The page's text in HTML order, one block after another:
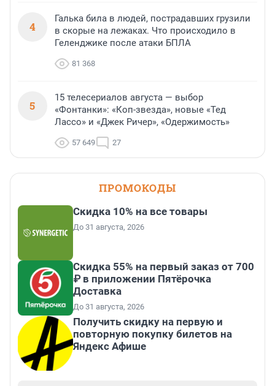
4
Галька била в людей, пострадавших грузили
в скорые на лежаках. Что происходило в
Геленджике после атаки БПЛА
81 368
5
15 телесериалов августа — выбор
«Фонтанки»: «Коп-звезда», новые «Тед
Лассо» и «Джек Ричер», «Одержимость»
57 649 27
ПРОМОКОДЫ
Скидка 10% на все товары
До 31 августа, 2026
Скидка 55% на первый заказ от 700
₽ в приложении Пятёрочка
Доставка
До 31 августа, 2026
Получить скидку на первую и
повторную покупку билетов на
Яндекс Афише